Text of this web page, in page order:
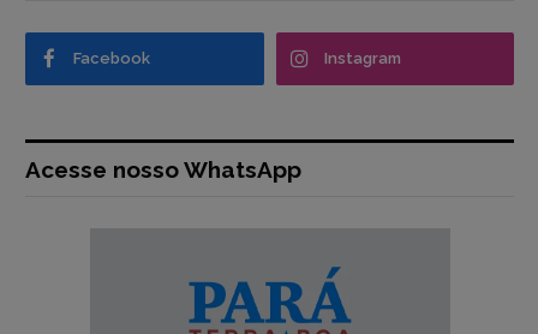
Facebook Instagram
Acesse nosso WhatsApp